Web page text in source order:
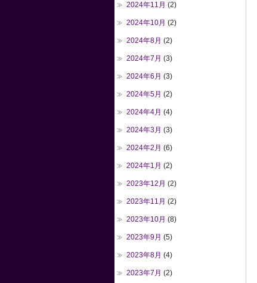
2024年11月 (2)
2024年10月 (2)
2024年8月 (2)
2024年7月 (3)
2024年6月 (3)
2024年5月 (2)
2024年4月 (4)
2024年3月 (3)
2024年2月 (6)
2024年1月 (2)
2023年12月 (2)
2023年11月 (2)
2023年10月 (8)
2023年9月 (5)
2023年8月 (4)
2023年7月 (2)